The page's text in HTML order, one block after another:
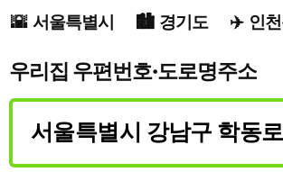
서울특별시 경기도 인
우리집 우편번호·도로명주소